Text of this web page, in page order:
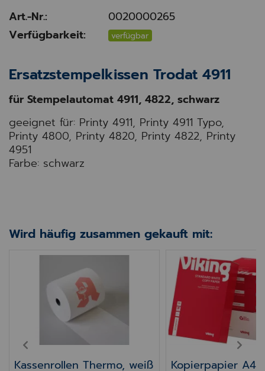
Art.-Nr.:
0020000265
Verfügbarkeit:
verfügbar
Ersatzstempelkissen Trodat 4911
für Stempelautomat 4911, 4822, schwarz
geeignet für: Printy 4911, Printy 4911 Typo,
Printy 4800, Printy 4820, Printy 4822, Printy
4951
Farbe: schwarz
Wird häufig zusammen gekauft mit:
Kassenrollen Thermo, weiß mit Apotheken "A"
Kassenrollen Thermo, weiß
Kopierpapier A4
Kopierpapier A4
PREV NEXT